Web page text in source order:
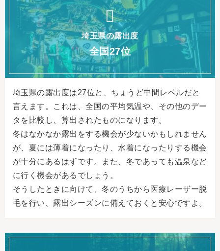
埼玉県の露出度
全国27位
埼玉県の露出度は27位と、ちょうど中間レベルだと
言えます。これは、全国の平均気温や、その他のデー
タを比較し、算出されたものになります。
冬はなかなか露出をする機会が少ないかもしれません
が、夏には薄着になったり、水着になったりする機会
が十分にあるはずです。また、冬であっても温泉など
に行く機会があるでしょう。
そうしたときに向けて、冬のうちから医療レーザー脱
毛を行い、露出シーズンに備えておくと安心ですよ。